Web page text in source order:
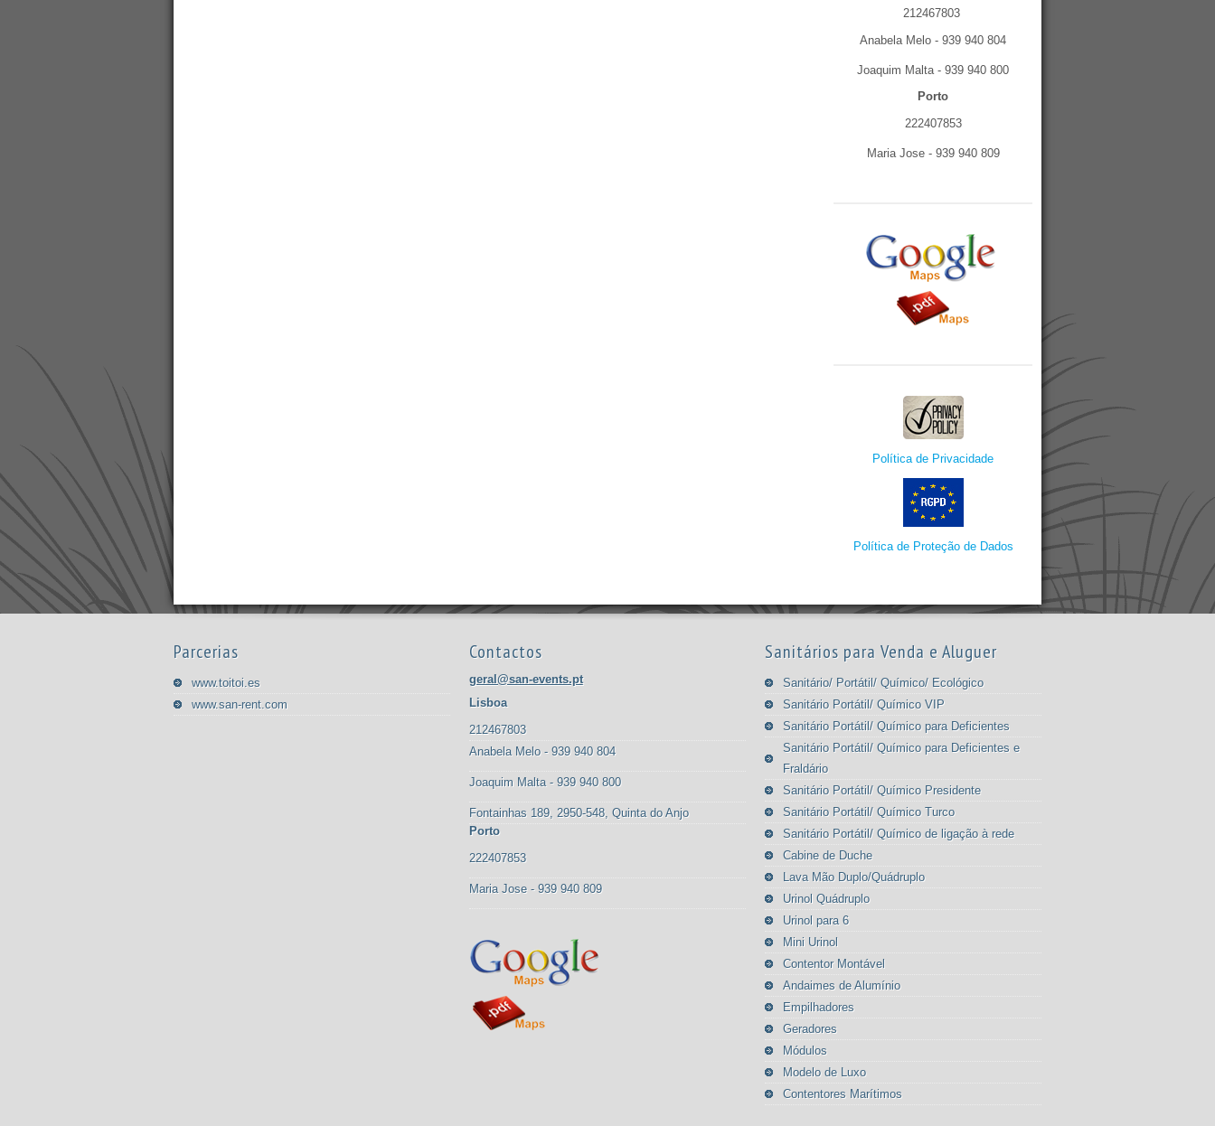
212467803
Anabela Melo - 939 940 804
Joaquim Malta - 939 940 800
Porto
222407853
Maria Jose - 939 940 809
Política de Privacidade
Política de Proteção de Dados
Parcerias
www.toitoi.es
www.san-rent.com
Contactos
geral@san-events.pt
Lisboa
212467803
Anabela Melo - 939 940 804
Joaquim Malta - 939 940 800
Fontainhas 189, 2950-548, Quinta do Anjo
Porto
222407853
Maria Jose - 939 940 809
Sanitários para Venda e Aluguer
Sanitário/ Portátil/ Químico/ Ecológico
Sanitário Portátil/ Químico VIP
Sanitário Portátil/ Químico para Deficientes
Sanitário Portátil/ Químico para Deficientes e
Fraldário
Sanitário Portátil/ Químico Presidente
Sanitário Portátil/ Químico Turco
Sanitário Portátil/ Químico de ligação à rede
Cabine de Duche
Lava Mão Duplo/Quádruplo
Urinol Quádruplo
Urinol para 6
Mini Urinol
Contentor Montável
Andaimes de Alumínio
Empilhadores
Geradores
Módulos
Modelo de Luxo
Contentores Marítimos